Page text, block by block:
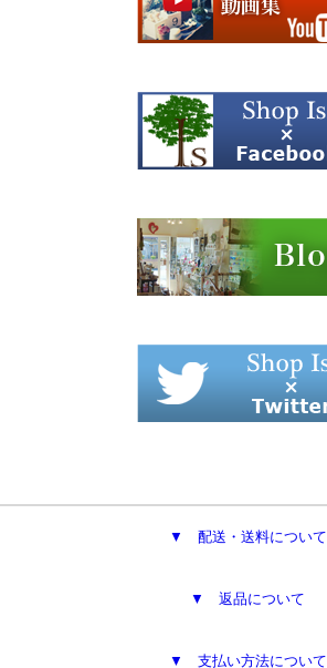
▼ 配送・送料について
▼ 返品について
▼ 支払い方法について